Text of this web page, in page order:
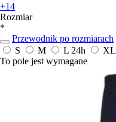
+14
Rozmiar
*
Przewodnik po rozmiarach
S
M L 24h XL
To pole jest wymagane